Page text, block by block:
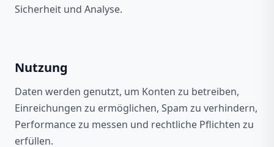
Sicherheit und Analyse.
Nutzung
Daten werden genutzt, um Konten zu betreiben,
Einreichungen zu ermöglichen, Spam zu verhindern,
Performance zu messen und rechtliche Pflichten zu
erfüllen.